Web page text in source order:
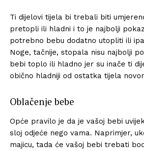
Ti dijelovi tijela bi trebali biti
pretopli ili hladni i to je najbolji
potrebno bebu dodatno utopliti ili
Noge, tačnije, stopala nisu najbolji
bebi toplo ili hladno jer su inače ti
obično hladniji od ostatka tijela
Oblačenje bebe
Opće pravilo je da je vašoj bebi
sloj odjeće nego vama. Naprimjer,
majicu, tada će vašoj bebi trebati